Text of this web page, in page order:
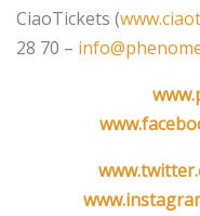
CiaoTickets (
28 70 –